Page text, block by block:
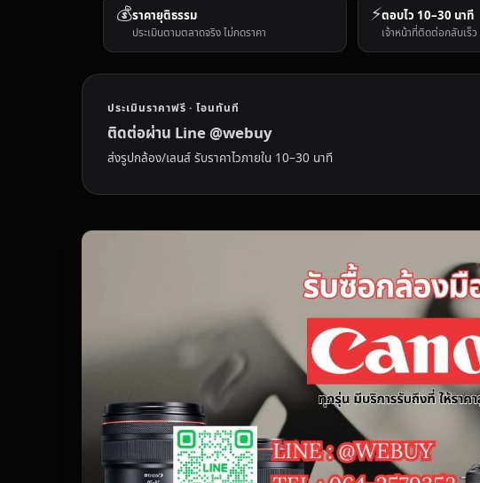
💰ราคายุติธรรม
ประเมินตามตลาดจริง ไม่กดราคา
⚡ตอบไว 10–30 นาที
เจ้าหน้าที่ติดต่อกลับเร็ว
ประเมินราคาฟรี · โอนทันที
ติดต่อผ่าน Line @webuy
ส่งรูปกล้อง/เลนส์ รับราคาไวภายใน 10–30 นาที